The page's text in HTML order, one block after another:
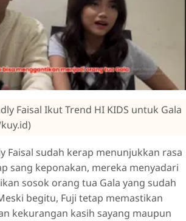
Faisal Ikut Trend HI KIDS untuk Gala
Faisal sudah kerap menunjukkan rasa
sang keponakan, mereka menyadari
sosok orang tua Gala yang sudah
begitu, Fuji tetap memastikan
kekurangan kasih sayang maupun